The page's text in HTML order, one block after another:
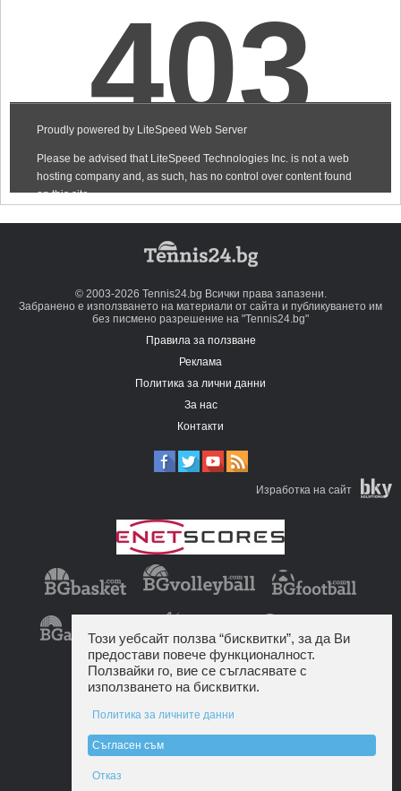
© 2003-2026 Tennis24.bg Всички права запазени.
Забранено е използването на материали от сайта и публикуването им
без писмено разрешение на "Tennis24.bg"
Правила за ползване
Реклама
Политика за лични данни
За нас
Контакти
Изработка на сайт
Този уебсайт ползва “бисквитки”, за да Ви
предостави повече функционалност.
Ползвайки го, вие се съгласявате с
използването на бисквитки.
Политика за личните данни
Съгласен съм
Отказ